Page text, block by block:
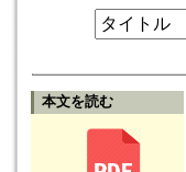
本文を読む